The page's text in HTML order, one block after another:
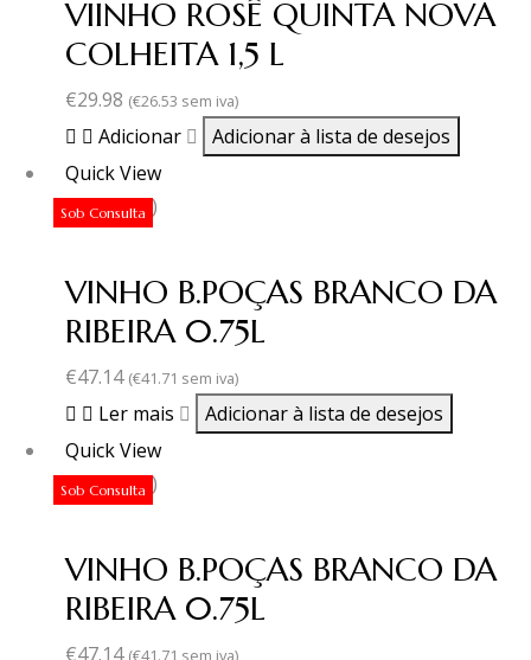
VIINHO ROSÊ QUINTA NOVA
COLHEITA 1,5 L
€29.98 (€26.53 sem iva)
Adicionar Adicionar à lista de desejos
Sob Consulta
Quick View
(0 revisão)
VINHO B.POÇAS BRANCO DA
RIBEIRA 0.75L
€47.14 (€41.71 sem iva)
Ler mais Adicionar à lista de desejos
Sob Consulta
Quick View
(0 revisão)
VINHO B.POÇAS BRANCO DA
RIBEIRA 0.75L
€47.14 (€41.71 sem iva)